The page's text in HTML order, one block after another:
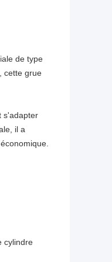
de type
cette grue
s'adapter
il a
cylindre